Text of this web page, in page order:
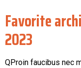
Favorite
2023
QProin faucibus nec